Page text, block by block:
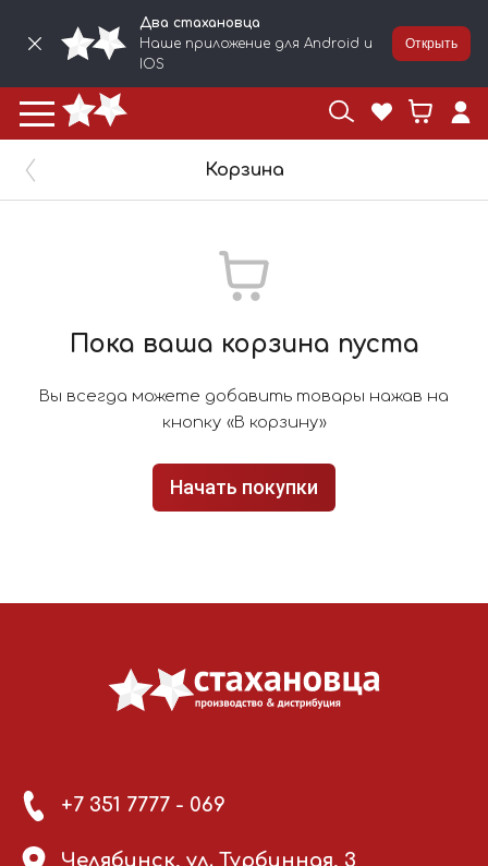
Два стахановца
Наше приложение для Android и
IOS
Открыть
Корзина
Пока ваша корзина пуста
Вы всегда можете добавить товары нажав на
кнопку «В корзину»
Начать покупки
+7 351 7777 - 069
Челябинск, ул. Турбинная, 3